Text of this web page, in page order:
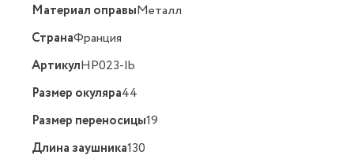
Материал оправыМеталл
СтранаФранция
АртикулHP023-Ib
Размер окуляра44
Размер переносицы19
Длина заушника130